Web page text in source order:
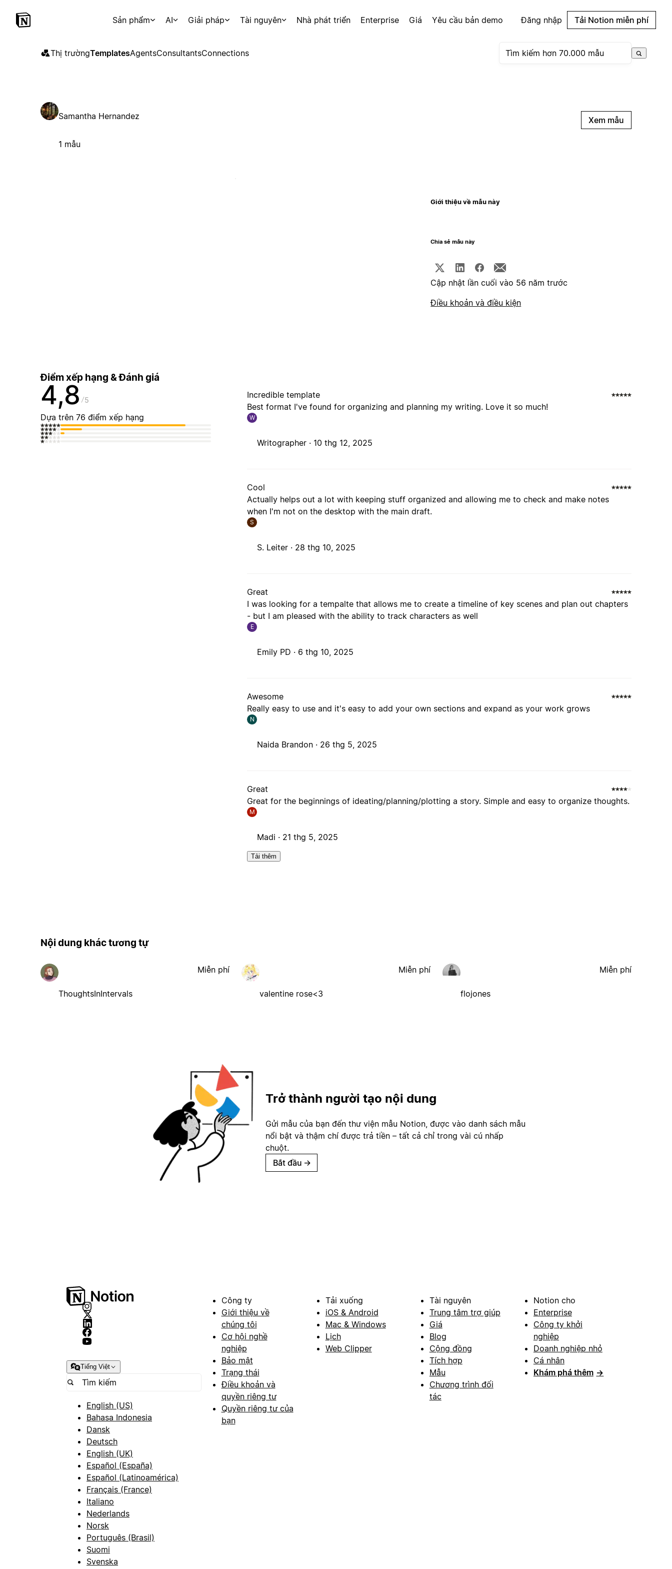
Sản phẩm AI Giải pháp Tài nguyên Nhà phát triển Enterprise Giá Yêu cầu bản demo Đăng nhập Tải Notion miễn phí
Thị trườngTemplatesAgentsConsultantsConnections
Samantha Hernandez
1 mẫu
Xem mẫu
Giới thiệu về mẫu này
Chia sẻ mẫu này
Cập nhật lần cuối vào 56 năm trước
Điều khoản và điều kiện
Điểm xếp hạng & Đánh giá
4,8 5
Dựa trên 76 điểm xếp hạng
Incredible template
Best format I've found for organizing and planning my writing. Love it so much!
W
Writographer · 10 thg 12, 2025
Cool
Actually helps out a lot with keeping stuff organized and allowing me to check and make notes
when I'm not on the desktop with the main draft.
S
S. Leiter · 28 thg 10, 2025
Great
I was looking for a tempalte that allows me to create a timeline of key scenes and plan out chapters
- but I am pleased with the ability to track characters as well
E
Emily PD · 6 thg 10, 2025
Awesome
Really easy to use and it's easy to add your own sections and expand as your work grows
N
Naida Brandon · 26 thg 5, 2025
Great
Great for the beginnings of ideating/planning/plotting a story. Simple and easy to organize thoughts.
M
Madi · 21 thg 5, 2025
Tải thêm
Nội dung khác tương tự
ThoughtsInIntervals
Miễn phí
valentine rose<3
Miễn phí
flojones
Miễn phí
Trở thành người tạo nội dung
Gửi mẫu của bạn đến thư viện mẫu Notion, được vào danh sách mẫu
nổi bật và thậm chí được trả tiền – tất cả chỉ trong vài cú nhấp
chuột.
Bắt đầu →
Tiếng Việt
English (US)
Bahasa Indonesia
Dansk
Deutsch
English (UK)
Español (España)
Español (Latinoamérica)
Français (France)
Italiano
Nederlands
Norsk
Português (Brasil)
Suomi
Svenska
Công ty
Giới thiệu về
chúng tôi
Cơ hội nghề
nghiệp
Bảo mật
Trạng thái
Điều khoản và
quyền riêng tư
Quyền riêng tư của
bạn
Tải xuống
iOS & Android
Mac & Windows
Lịch
Web Clipper
Tài nguyên
Trung tâm trợ giúp
Giá
Blog
Cộng đồng
Tích hợp
Mẫu
Chương trình đối
tác
Notion cho
Enterprise
Công ty khởi
nghiệp
Doanh nghiệp nhỏ
Cá nhân
Khám phá thêm →